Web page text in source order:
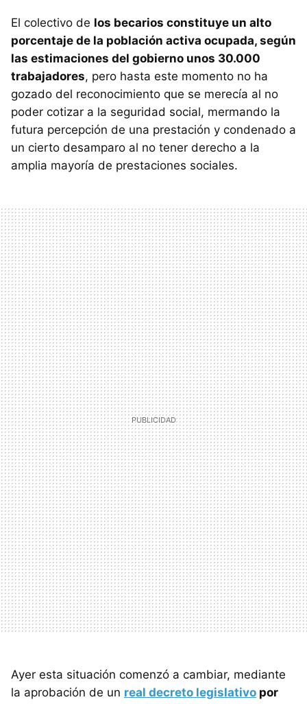
El colectivo de los becarios constituye un alto
porcentaje de la población activa ocupada, según
las estimaciones del gobierno unos 30.000
trabajadores, pero hasta este momento no ha
gozado del reconocimiento que se merecía al no
poder cotizar a la seguridad social, mermando la
futura percepción de una prestación y condenado a
un cierto desamparo al no tener derecho a la
amplia mayoría de prestaciones sociales.
Ayer esta situación comenzó a cambiar, mediante
la aprobación de un real decreto legislativo por